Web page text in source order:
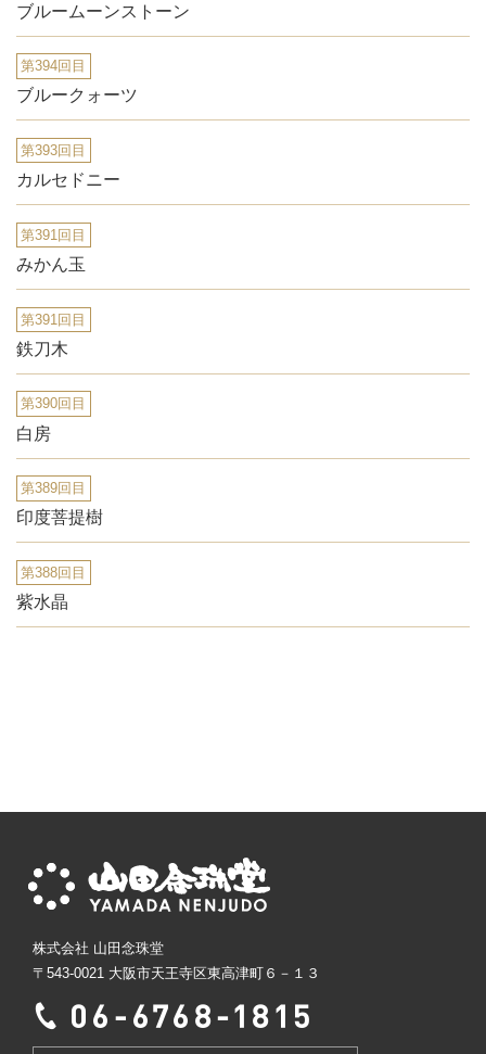
ブルームーンストーン
第394回目
ブルークォーツ
第393回目
カルセドニー
第391回目
みかん玉
第391回目
鉄刀木
第390回目
白房
第389回目
印度菩提樹
第388回目
紫水晶
株式会社 山田念珠堂
〒543-0021 大阪市天王寺区東高津町６－１３